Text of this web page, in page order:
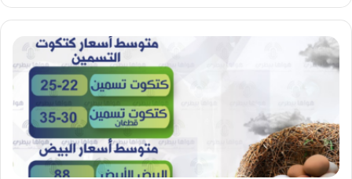
بورصة
«هواها
وكتاكيت
التسمين
مستقرة
والأسماك